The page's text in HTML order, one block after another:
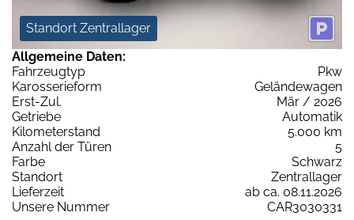
Standort Zentrallager
Allgemeine Daten:
Fahrzeugtyp
Pkw
Karosserieform
Geländewagen
Erst-Zul.
Mär / 2026
Getriebe
Automatik
Kilometerstand
5.000 km
Anzahl der Türen
5
Farbe
Schwarz
Standort
Zentrallager
Lieferzeit
ab ca. 08.11.2026
Unsere Nummer
CAR3030331